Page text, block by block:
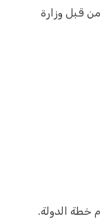
قبل وزارة
خطة الدولة.